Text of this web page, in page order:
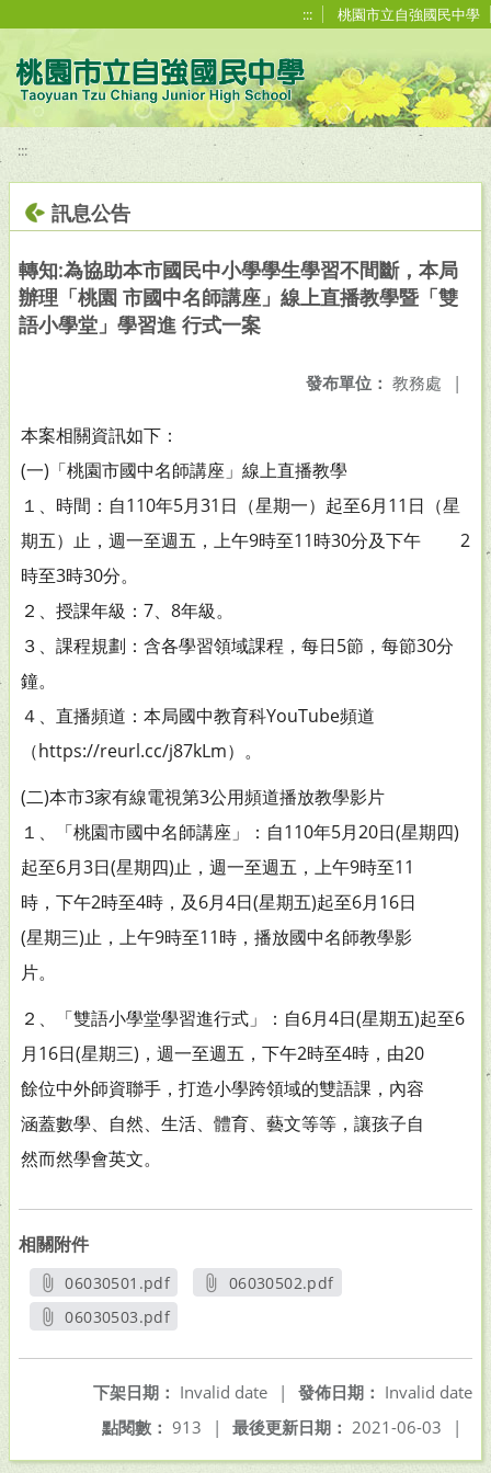
::: 桃園市立自強國民中學
:::
訊息公告
轉知:為協助本市國民中小學學生學習不間斷，本局
辦理「桃園 市國中名師講座」線上直播教學暨「雙
語小學堂」學習進 行式一案
發布單位： 教務處 |
本案相關資訊如下：
(一)「桃園市國中名師講座」線上直播教學
１、時間：自110年5月31日（星期一）起至6月11日（星
期五）止，週一至週五，上午9時至11時30分及下午 2
時至3時30分。
２、授課年級：7、8年級。
３、課程規劃：含各學習領域課程，每日5節，每節30分
鐘。
４、直播頻道：本局國中教育科YouTube頻道
（https://reurl.cc/j87kLm）。
(二)本市3家有線電視第3公用頻道播放教學影片
１、「桃園市國中名師講座」：自110年5月20日(星期四)
起至6月3日(星期四)止，週一至週五，上午9時至11
時，下午2時至4時，及6月4日(星期五)起至6月16日
(星期三)止，上午9時至11時，播放國中名師教學影
片。
２、「雙語小學堂學習進行式」：自6月4日(星期五)起至6
月16日(星期三)，週一至週五，下午2時至4時，由20
餘位中外師資聯手，打造小學跨領域的雙語課，內容
涵蓋數學、自然、生活、體育、藝文等等，讓孩子自
然而然學會英文。
相關附件
06030501.pdf
另開新視窗
06030502.pdf
06030503.pdf
發佈日期： Invalid date
下架日期： Invalid date
|
最後更新日期： 2021-06-03 |
點閱數： 913 |